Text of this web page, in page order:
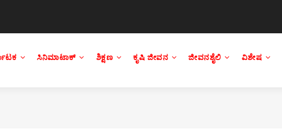
ಸಿನಿಮಾಟಾಕ್ ಶಿಕ್ಷಣ ಕೃಷಿ ಜೀವನ ಜೀವನಶೈಲಿ ವಿಶೇಷ